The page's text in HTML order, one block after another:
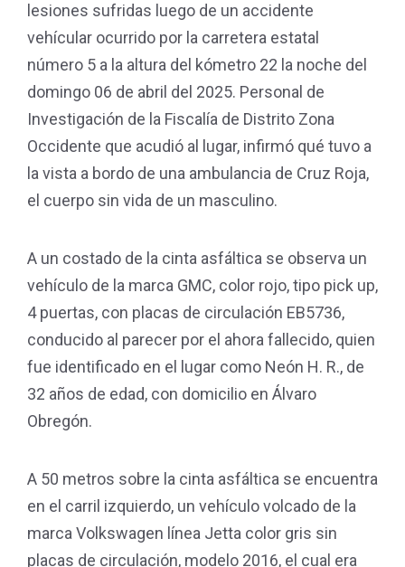
lesiones sufridas luego de un accidente
vehícular ocurrido por la carretera estatal
número 5 a la altura del kómetro 22 la noche del
domingo 06 de abril del 2025. Personal de
Investigación de la Fiscalía de Distrito Zona
Occidente que acudió al lugar, infirmó qué tuvo a
la vista a bordo de una ambulancia de Cruz Roja,
el cuerpo sin vida de un masculino.
A un costado de la cinta asfáltica se observa un
vehículo de la marca GMC, color rojo, tipo pick up,
4 puertas, con placas de circulación EB5736,
conducido al parecer por el ahora fallecido, quien
fue identificado en el lugar como Neón H. R., de
32 años de edad, con domicilio en Álvaro
Obregón.
A 50 metros sobre la cinta asfáltica se encuentra
en el carril izquierdo, un vehículo volcado de la
marca Volkswagen línea Jetta color gris sin
placas de circulación, modelo 2016, el cual era